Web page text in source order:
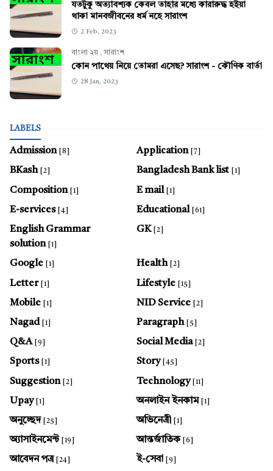
যতটুকু অত্যাবশ্যক কেবল তাহার মধ্যে কারারুদ্ধ হইয়া
থাকা মানবজীবনের ধর্ম নহে সারাংশ
2 Feb, 2023
বাংলা ২য় , সারাংশ
কোন পাথেয় নিয়ে তোমরা এসেছ? সারাংশ - কৌণিক বার্তা
28 Jan, 2023
LABELS
Admission [8] Application [7]
BKash [2] Bangladesh Bank list [1]
Composition [1] E mail [1]
E-services [4] Educational [61]
English Grammar
solution
[1]
GK [2]
Google [1] Health [2]
Letter [1] Lifestyle [15]
Mobile [1] NID Service [2]
Nagad [1] Paragraph [5]
Q&A [9] Social Media [2]
Sports [1] Story [45]
Suggestion [2] Technology [11]
Upay [1] অনলাইন ইনকাম [1]
অনুচ্ছেদ [25] অভিনেত্রী [1]
অ্যাসাইনমেন্ট [19] আন্তর্জাতিক [6]
আবেদন পত্র [24] ই-সেবা [9]